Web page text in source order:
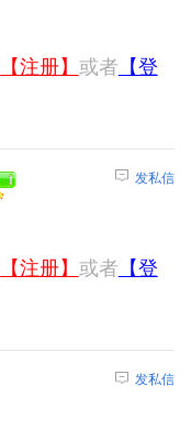
【注册】 或者 【登
发私信
【注册】 或者 【登
发私信